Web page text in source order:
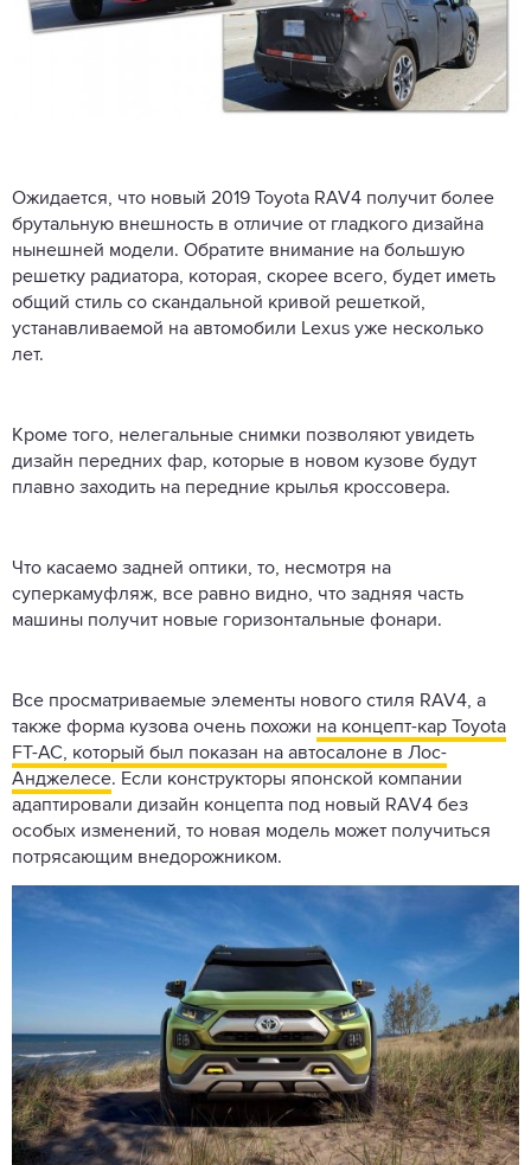
Ожидается, что новый 2019 Toyota RAV4 получит более
брутальную внешность в отличие от гладкого дизайна
нынешней модели. Обратите внимание на большую
решетку радиатора, которая, скорее всего, будет иметь
общий стиль со скандальной кривой решеткой,
устанавливаемой на автомобили Lexus уже несколько
лет.
Кроме того, нелегальные снимки позволяют увидеть
дизайн передних фар, которые в новом кузове будут
плавно заходить на передние крылья кроссовера.
Что касаемо задней оптики, то, несмотря на
суперкамуфляж, все равно видно, что задняя часть
машины получит новые горизонтальные фонари.
Все просматриваемые элементы нового стиля RAV4, а
также форма кузова очень похожи на концепт-кар Toyota
FT-AC, который был показан на автосалоне в Лос-
Анджелесе. Если конструкторы японской компании
адаптировали дизайн концепта под новый RAV4 без
особых изменений, то новая модель может получиться
потрясающим внедорожником.